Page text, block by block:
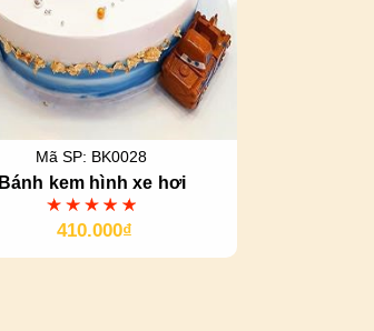
Mã SP: BK0028
Bánh kem hình xe hơi
410.000₫